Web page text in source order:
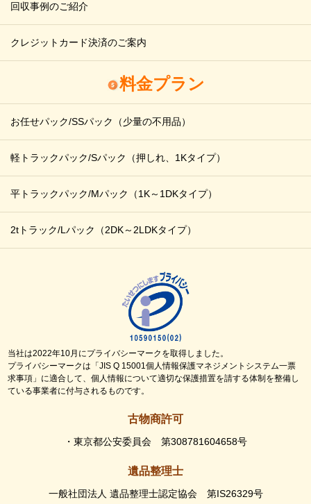
回収事例のご紹介
クレジットカード決済のご案内
料金プラン
お任せパック/SSパック （少量の不用品）
軽トラックパック/Sパック （押しれ、1Kタイプ）
平トラックパック/Mパック （1K～1DKタイプ）
2tトラック/Lパック （2DK～2LDKタイプ）
当社は2022年10月にプライバシーマークを取得しました。
プライバシーマークは「JIS Q 15001個人情報保護マネジメントシステム一票
求事項」に適合して、個人情報について適切な保護措置を請する体制を整備し
ている事業者に付与されるものです。
古物商許可
・東京都公安委員会 第308781604658号
遺品整理士
一般社団法人 遺品整理士認定協会 第IS26329号